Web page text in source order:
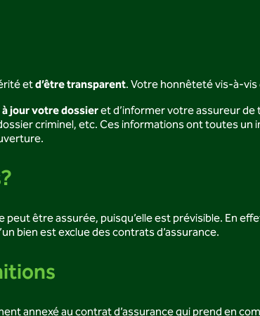
etd’être transparent. Votre honnêteté vis-à-
jour votre dossieret d’informer votre assureur
criminel, etc. Ces informations ont toutes
peut être assurée, puisqu’elle est prévisible. En
bien est exclue des contrats d’assurance.